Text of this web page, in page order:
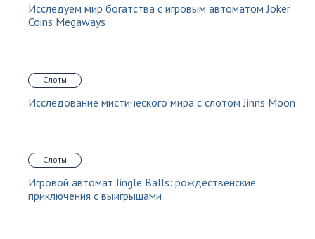
Исследуем мир богатства с игровым автоматом Joker
Coins Megaways
Слоты
Исследование мистического мира с слотом Jinns Moon
Слоты
Игровой автомат Jingle Balls: рождественские
приключения с выигрышами